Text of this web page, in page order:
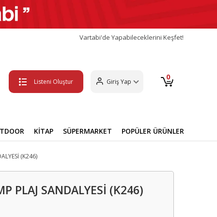
Vartabi'de Yapabileceklerini Keşfet!
Listeni Oluştur Giriş Yap 0
KİTAP SÜPERMARKET POPÜLER ÜRÜNLER
(K246)
PLAJ SANDALYESİ (K246)